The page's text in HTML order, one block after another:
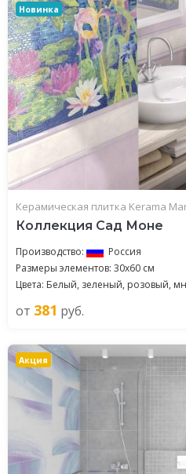
Новинка
Керамическая плитка Kerama
Коллекция Сад Моне
Производство:
Россия
Размеры элементов: 30x60 см
Цвета: Белый, зеленый, розовый,
от 381 руб.
Акция